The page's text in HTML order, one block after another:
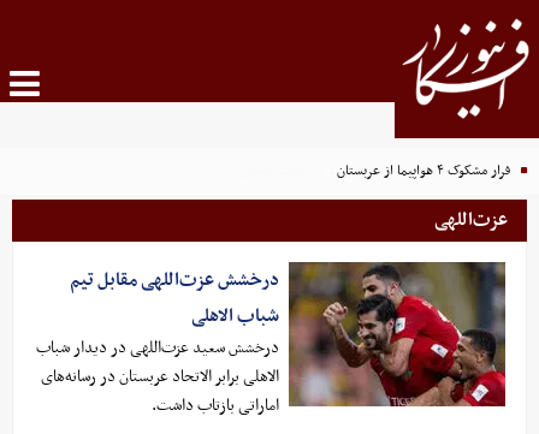
فرار مشکوک ۴ هواپیما از عربستان
عزت‌اللهی
درخشش عزت‌اللهی مقابل تیم
شباب الاهلی
درخشش سعید عزت‌اللهی در دیدار شباب
الاهلی برابر الاتحاد عربستان در رسانه‌های
اماراتی بازتاب داشت.